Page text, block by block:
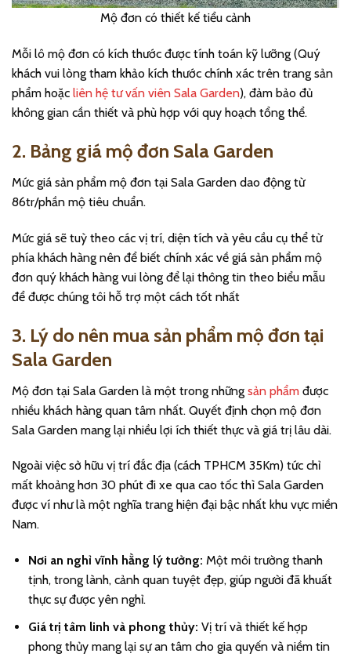
Mộ đơn có thiết kế tiểu cảnh
Mỗi lô mộ đơn có kích thước được tính toán kỹ lưỡng (Quý
khách vui lòng tham khảo kích thước chính xác trên trang sản
phẩm hoặc liên hệ tư vấn viên Sala Garden), đảm bảo đủ
không gian cần thiết và phù hợp với quy hoạch tổng thể.
2. Bảng giá mộ đơn Sala Garden
Mức giá sản phẩm mộ đơn tại Sala Garden dao động từ
86tr/phần mộ tiêu chuẩn.
Mức giá sẽ tuỳ theo các vị trí, diện tích và yêu cầu cụ thể từ
phía khách hàng nên để biết chính xác về giá sản phẩm mộ
đơn quý khách hàng vui lòng để lại thông tin theo biểu mẫu
để được chúng tôi hỗ trợ một cách tốt nhất
3. Lý do nên mua sản phẩm mộ đơn tại
Sala Garden
Mộ đơn tại Sala Garden là một trong những sản phẩm được
nhiều khách hàng quan tâm nhất. Quyết định chọn mộ đơn
Sala Garden mang lại nhiều lợi ích thiết thực và giá trị lâu dài.
Ngoài việc sở hữu vị trí đắc địa (cách TPHCM 35Km) tức chỉ
mất khoảng hơn 30 phút đi xe qua cao tốc thì Sala Garden
được ví như là một nghĩa trang hiện đại bậc nhất khu vực miền
Nam.
Nơi an nghỉ vĩnh hằng lý tưởng: Một môi trường thanh
tịnh, trong lành, cảnh quan tuyệt đẹp, giúp người đã khuất
thực sự được yên nghỉ.
Giá trị tâm linh và phong thủy: Vị trí và thiết kế hợp
phong thủy mang lại sự an tâm cho gia quyến và niềm tin